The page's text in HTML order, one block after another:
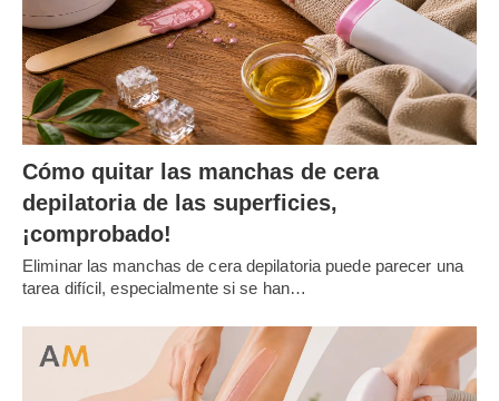
Cómo quitar las manchas de cera
depilatoria de las superficies,
¡comprobado!
Eliminar las manchas de cera depilatoria puede parecer una
tarea difícil, especialmente si se han…